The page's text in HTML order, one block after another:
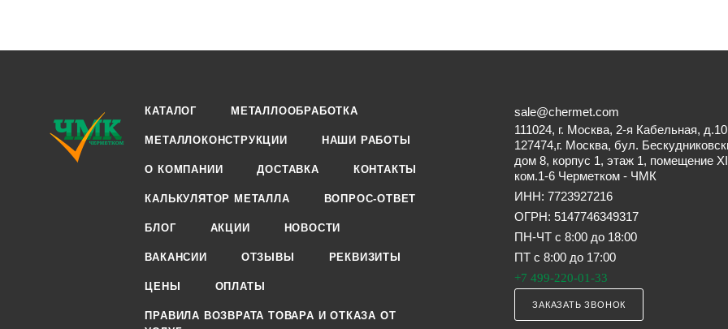
КАТАЛОГ МЕТАЛЛООБРАБОТКА
МЕТАЛЛОКОНСТРУКЦИИ НАШИ РАБОТЫ
О КОМПАНИИ ДОСТАВКА КОНТАКТЫ
КАЛЬКУЛЯТОР МЕТАЛЛА ВОПРОС-ОТВЕТ
БЛОГ АКЦИИ НОВОСТИ
ВАКАНСИИ ОТЗЫВЫ РЕКВИЗИТЫ
ЦЕНЫ ОПЛАТЫ
ПРАВИЛА ВОЗВРАТА ТОВАРА И ОТКАЗА ОТ
sale@chermet.com
111024, г. Москва, 2-я Кабельная, д.10
127474,г. Москва, бул.
дом 8, корпус 1, этаж 1, помещение
ком.1-6 Черметком - ЧМК
ИНН: 7723927216
ОГРН: 5147746349317
ПН-ЧТ с 8:00 до 18:00
ПТ с 8:00 до 17:00
+7 499-220-01-33
ЗАКАЗАТЬ ЗВОНОК